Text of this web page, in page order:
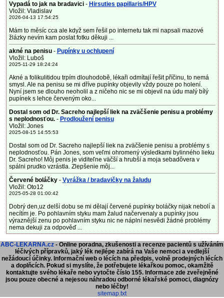
Vypadá to jak na bradavici - Hirsuties papillaris/HPV
Vložil: Vladislav
2026-04-13 17:54:25
Mám to měsíc cca ale když sem řešil po internetu tak mi napsali mazové
žlázky nevím kam poslat fotku děkuji ...
akné na penisu- Pupínky u ochlupení
Vložil: Luboš
2025-11-29 18:24:24
Akné a folikulitidou trpím dlouhodobě, lékaři odmítají řešit příčinu, to nemá
smysl. Ale na penisu se mi dříve pupínky objevily vždy pouze po holení.
Nyní jsem se dlouho neoholil a z ničeho nic se mi objevil na údu malý bílý
pupínek s lehce červeným oko...
Dostal som od Dr. Sacreho najlepší liek na zväčšenie penisu a problémy
s neplodnosťou.- Prodloužení penisu
Vložil: Jones
2025-08-15 14:55:53
Dostal som od Dr. Sacreho najlepší liek na zväčšenie penisu a problémy s
neplodnosťou. Pán Jones, som veľmi ohromený výsledkami bylinného lieku
Dr. Sacreho! Môj penis je viditeľne väčší a hrubší a moja sebadôvera v
spálni prudko vzrástla. Zlepšenie môj...
Červené boláčky - Vyrážka / bradavičky na žaludu
Vložil: Oto12
2025-05-28 01:00:42
Dobrý den,uz delší dobu se mi dělají červené pupínky boláčky nijak nebolí a
necítím je. Po pohlavním styku mam žalud načervenaly a pupínky jsou
výraznější zenu po pohlavním styku nic ne náplní nesvědi žádné problémy
nema dekuji za odpověď ...
ABC-LEKARNA.cz - Online poradna, zkušenosti a recenze pacientů s užíváním
léčivých přípravků, jaký lék nejlépe zabírá na Vaše nemoci a vedlejší
nežádoucí účinky. Informační web o lécích na předpis, volně prodejných lécích
a doplňcích. Pokud si myslíte, že potřebujete lékařkou pomoc, okamžitě
kontaktujte svého lékaře nebo vytočte číslo 155. Informace zde zveřejněné
jsou pouze obecné a nejesou náhradou odborné lékařské pomoci, diagnózy
nebo léčby!
sitemap.txt